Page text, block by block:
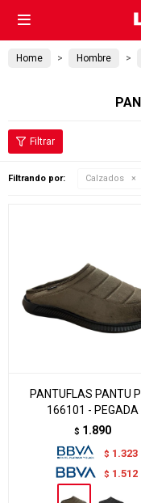

Home Hombre
Filtrando por: Calzados
PANTUFLAS PANTU
166101 - PEGADA
$ 1.890
$ 1.323
$ 1.512